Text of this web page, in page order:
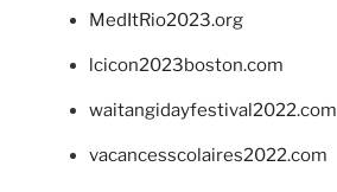
MedItRio2023.org
lcicon2023boston.com
waitangidayfestival2022.com
vacancesscolaires2022.com